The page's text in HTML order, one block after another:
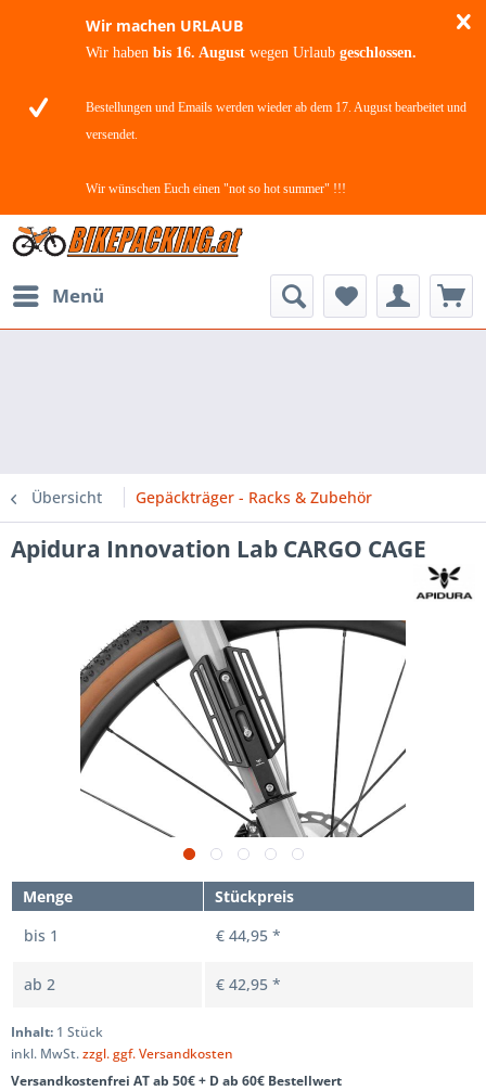
Wir machen URLAUB
Wir haben bis 16. August wegen Urlaub geschlossen.
Bestellungen und Emails werden wieder ab dem 17. August bearbeitet und
versendet.
Wir wünschen Euch einen "not so hot summer" !!!
Menü
Übersicht Gepäckträger - Racks & Zubehör
Apidura Innovation Lab CARGO CAGE
Menge
Stückpreis
bis 1 € 44,95 *
ab 2 € 42,95 *
Inhalt: 1 Stück
inkl. MwSt.zzgl. ggf. Versandkosten
Versandkostenfrei AT ab 50€ + D ab 60€ Bestellwert